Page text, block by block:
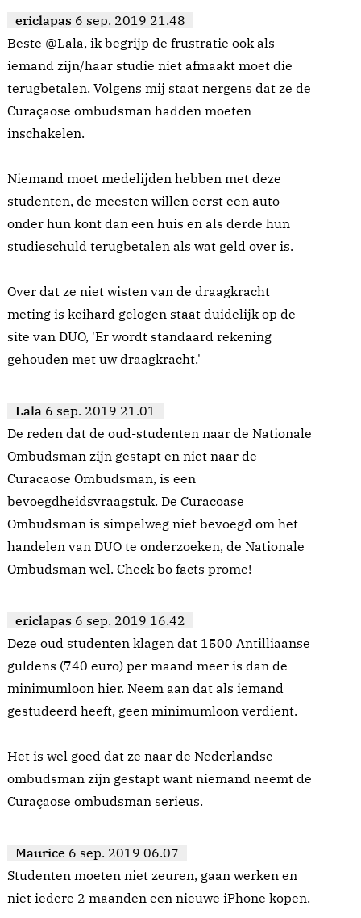
ericlapas 6 sep. 2019 21.48
Beste @Lala, ik begrijp de frustratie ook als
iemand zijn/haar studie niet afmaakt moet die
terugbetalen. Volgens mij staat nergens dat ze de
Curaçaose ombudsman hadden moeten
inschakelen.
Niemand moet medelijden hebben met deze
studenten, de meesten willen eerst een auto
onder hun kont dan een huis en als derde hun
studieschuld terugbetalen als wat geld over is.
Over dat ze niet wisten van de draagkracht
meting is keihard gelogen staat duidelijk op de
site van DUO, 'Er wordt standaard rekening
gehouden met uw draagkracht.'
Lala 6 sep. 2019 21.01
De reden dat de oud-studenten naar de Nationale
Ombudsman zijn gestapt en niet naar de
Curacaose Ombudsman, is een
bevoegdheidsvraagstuk. De Curacoase
Ombudsman is simpelweg niet bevoegd om het
handelen van DUO te onderzoeken, de Nationale
Ombudsman wel. Check bo facts prome!
ericlapas 6 sep. 2019 16.42
Deze oud studenten klagen dat 1500 Antilliaanse
guldens (740 euro) per maand meer is dan de
minimumloon hier. Neem aan dat als iemand
gestudeerd heeft, geen minimumloon verdient.
Het is wel goed dat ze naar de Nederlandse
ombudsman zijn gestapt want niemand neemt de
Curaçaose ombudsman serieus.
Maurice 6 sep. 2019 06.07
Studenten moeten niet zeuren, gaan werken en
niet iedere 2 maanden een nieuwe iPhone kopen.